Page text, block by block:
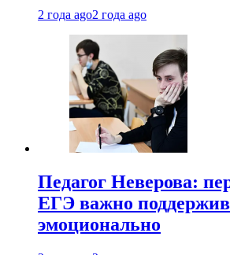
2 года ago2 года ago
Педагог Неверова:
ЕГЭ важно
эмоционально